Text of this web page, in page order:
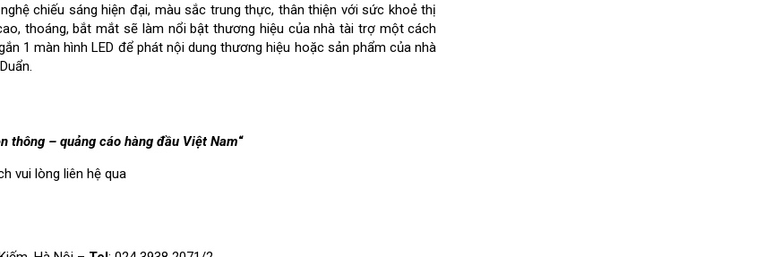
chiếu sáng hiện đại, màu sắc trung thực, thân thiện với sức khoẻ thị
thoáng, bắt mắt sẽ làm nổi bật thương hiệu của nhà tài trợ một cách
1 màn hình LED để phát nội dung thương hiệu hoặc sản phẩm của nhà
thông – quảng cáo hàng đầu Việt Nam“
vui lòngliên hệ qua